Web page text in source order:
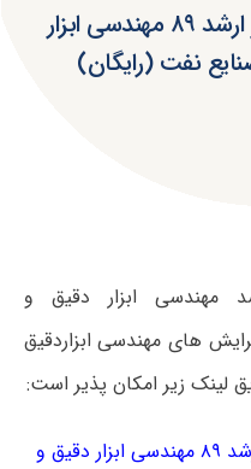
دانلود سوالات و کلید کنکور ارشد ۸۹ مهندسی ابزار
نفت (رایگان)
مهندسی ابزار دقیق و
های مهندسی ابزاردقیق
لینک زیر امکان پذیر است:
دانلود سوالات کنکور کارشناسی ارشد ۸۹ مهندسی ابزار دقیق و